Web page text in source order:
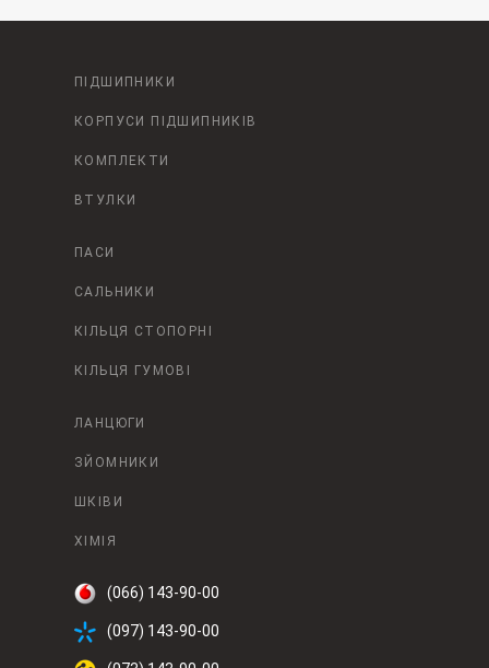
ПІДШИПНИКИ
КОРПУСИ ПІДШИПНИКІВ
КОМПЛЕКТИ
ВТУЛКИ
ПАСИ
САЛЬНИКИ
КІЛЬЦЯ СТОПОРНІ
КІЛЬЦЯ ГУМОВІ
ЛАНЦЮГИ
ЗЙОМНИКИ
ШКІВИ
ХІМІЯ
(066) 143-90-00
(097) 143-90-00